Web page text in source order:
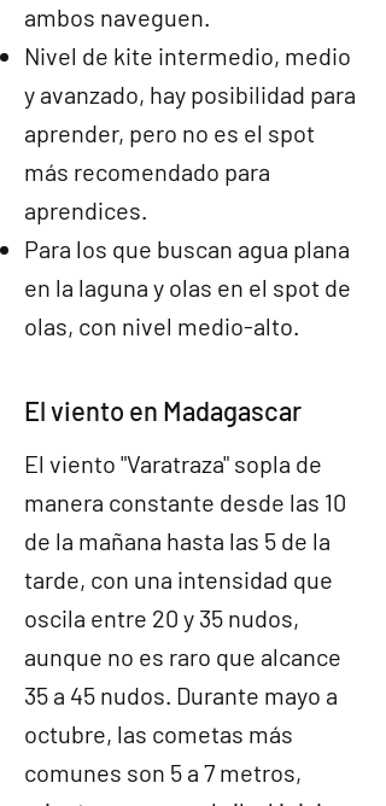
ambos naveguen.
Nivel de kite intermedio, medio
y avanzado, hay posibilidad para
aprender, pero no es el spot
más recomendado para
aprendices.
Para los que buscan agua plana
en la laguna y olas en el spot de
olas, con nivel medio-alto.
El viento en Madagascar
El viento "Varatraza" sopla de
manera constante desde las 10
de la mañana hasta las 5 de la
tarde, con una intensidad que
oscila entre 20 y 35 nudos,
aunque no es raro que alcance
35 a 45 nudos. Durante mayo a
octubre, las cometas más
comunes son 5 a 7 metros,